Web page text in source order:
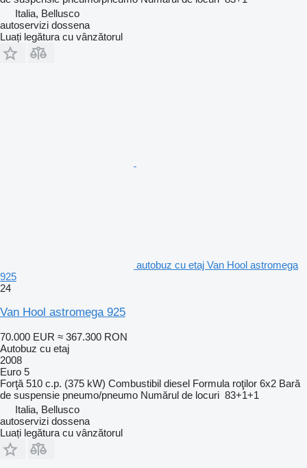
Italia, Bellusco
autoservizi dossena
Luați legătura cu vânzătorul
autobuz cu etaj Van Hool astromega
925
24
Van Hool astromega 925
70.000 EUR ≈ 367.300 RON
Autobuz cu etaj
2008
Euro 5
Forţă 510 c.p. (375 kW) Combustibil diesel Formula roţilor 6x2 Bară
de suspensie pneumo/pneumo Numărul de locuri 83+1+1
Italia, Bellusco
autoservizi dossena
Luați legătura cu vânzătorul